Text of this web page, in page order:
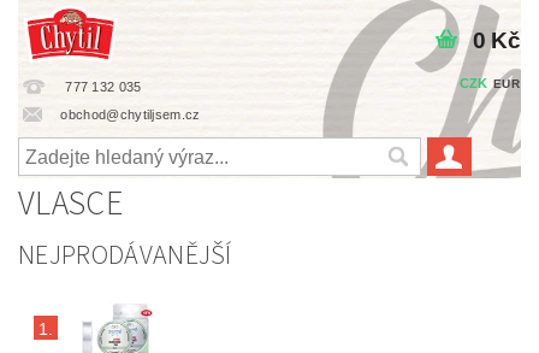
777 132 035
obchod@chytiljsem.cz
CZK EUR
0 Kč
VLASCE
NEJPRODÁVANĚJŠÍ
1.